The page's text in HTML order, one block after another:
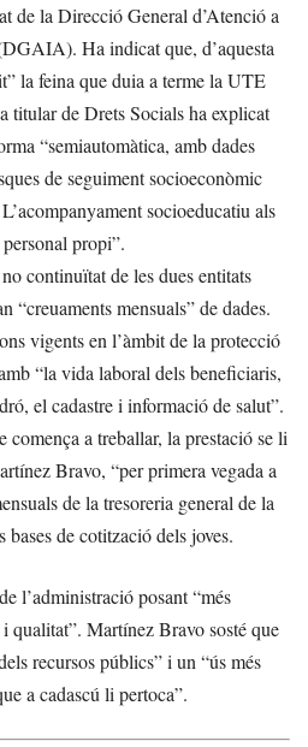
de la Direcció General d’Atenció a
Ha indicat que, d’aquesta
la feina que duia a terme la UTE
titular de Drets Socials ha explicat
“semiautomàtica, amb dades
de seguiment socioeconòmic
socioeducatiu als
propi”.
continuïtat de les dues entitats
“creuaments mensuals” de dades.
vigents en l’àmbit de la protecció
“la vida laboral dels beneficiaris,
el cadastre i informació de salut”.
comença a treballar, la prestació se li
Bravo, “per primera vegada a
de la tresoreria general de la
de cotització dels joves.
l’administració posant “més
qualitat”. Martínez Bravo sosté que
recursos públics” i un “ús més
a cadascú li pertoca”.